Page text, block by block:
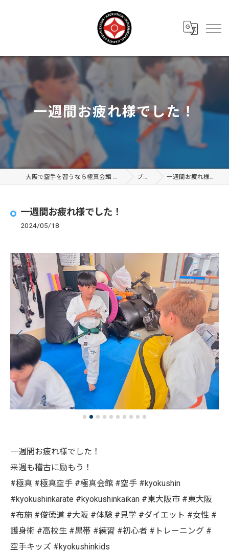
一週間お疲れ様でした！
大阪で空手を習うなら極真会館 大阪布施支部 ブログ 一週間お疲れ様でした！
一週間お疲れ様でした！
2024/05/18
一週間お疲れ様でした！
来週も稽古に励もう！
#極真 #極真空手 #極真会館 #空手 #kyokushin
#kyokushinkarate #kyokushinkaikan #東大阪市 #東大阪
#布施 #俊徳道 #大阪 #体験 #見学 #ダイエット #女性 #
護身術 #高校生 #黒帯 #練習 #初心者 #トレーニング #
空手キッズ #kyokushinkids